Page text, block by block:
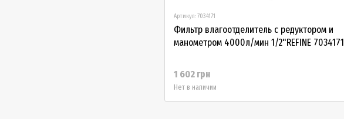
Артикул: 7034171
Фильтр влагоотделитель с редуктором и
манометром 4000л/мин 1/2"REFINE 7034171
1 602 грн
Нет в наличии